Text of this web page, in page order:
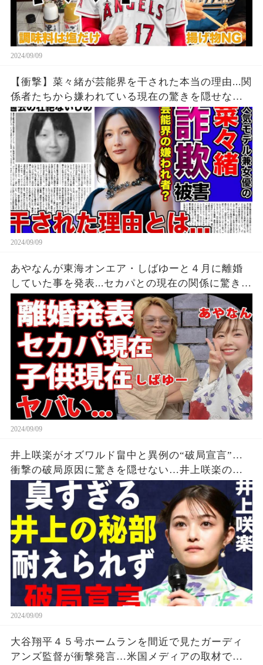
2024/09/09
【衝撃】菜々緒が芸能界を干された本当の理由...関
係者たちから嫌われている現在の驚きを隠せな
い！！詐欺被害にまで遭っている衝撃の現在...過去
の壮絶ないじめに一同驚愕！！
2024/09/09
あやなんが東海オンエア・しばゆーと４月に離婚
していた事を発表...セカパとの現在の関係に驚きを
隠せない...『しばゆー＆あやなん』夫婦の精神崩壊
した現在がヤバい...
2024/09/09
井上咲楽がオズワルド畠中と異例の“破局宣言”…
衝撃の破局原因に驚きを隠せない…井上咲楽の介
護生活の真相
2024/09/09
大谷翔平４５号ホームランを間近で見たガーディ
アンズ監督が衝撃発言…米国メディアの取材で明